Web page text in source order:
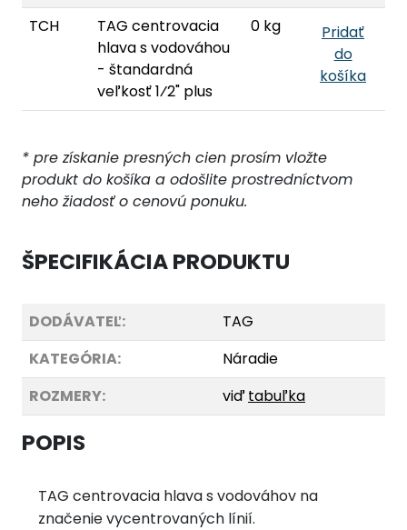
TCH
TAG centrovacia
hlava s vodováhou
- štandardná
veľkosť 1⁄2" plus
0 kg
Pridať
do
košíka
* pre získanie presných cien prosím vložte
produkt do košíka a odošlite prostredníctvom
neho žiadosť o cenovú ponuku.
ŠPECIFIKÁCIA PRODUKTU
DODÁVATEĽ:
TAG
KATEGÓRIA:
Náradie
ROZMERY:
viďtabuľka
POPIS
TAG centrovacia hlava s vodováhov na
značenie vycentrovaných línií.